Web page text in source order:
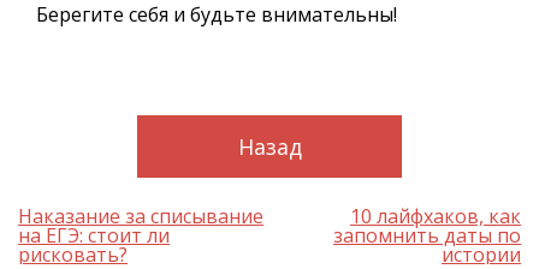
Берегите себя и будьте внимательны!
Назад
Навигация
по
записям
Наказание за списывание
на ЕГЭ: стоит ли
рисковать?
10 лайфхаков, как
запомнить даты по
истории